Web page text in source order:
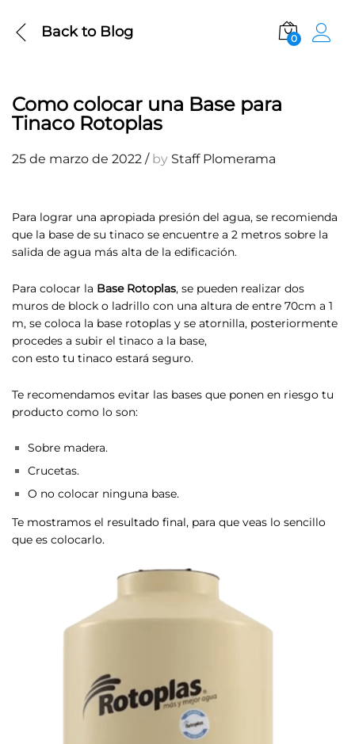
Back toBlog 0
Como colocar una Base para
Tinaco Rotoplas
25 de marzo de 2022 /by Staff Plomerama
Para lograr una apropiada presión del agua, se recomienda
que la base de su tinaco se encuentre a 2 metros sobre la
salida de agua más alta de la edificación.
Para colocar la Base Rotoplas, se pueden realizar dos
muros de block o ladrillo con una altura de entre 70cm a 1
m, se coloca la base rotoplas y se atornilla, posteriormente
procedes a subir el tinaco a la base,
con esto tu tinaco estará seguro.
Te recomendamos evitar las bases que ponen en riesgo tu
producto como lo son:
Sobre madera.
Crucetas.
O no colocar ninguna base.
Te mostramos el resultado final, para que veas lo sencillo
que es colocarlo.